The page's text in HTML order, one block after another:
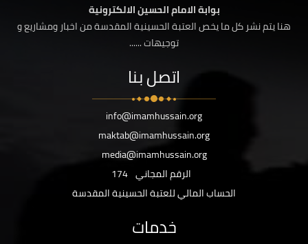
بوابة الامام الحسين الالكترونية
هنا يتم نشر كل ما يخص العتبة الحسينية المقدسة من اخبار ومشاريع و
توجيهات ......
اتصل بنا
info@imamhussain.org
maktab@imamhussain.org
media@imamhussain.org
الرقم المجاني 174
الحساب المالي للعتبة الحسينية المقدسة
خدمات